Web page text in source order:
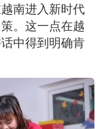
南进入新时代
。这一点在越
中得到明确肯